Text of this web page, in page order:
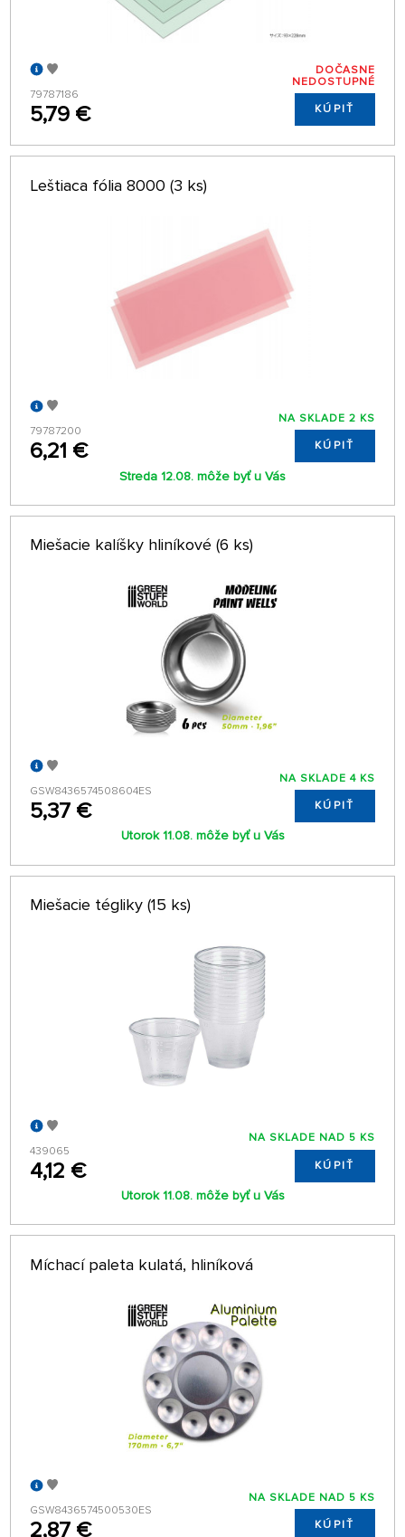
79787186
5,79 €
DOČASNE
NEDOSTUPNÉ
KÚPIŤ
Leštiaca fólia 8000 (3 ks)
79787200
6,21 €
NA SKLADE 2 KS
KÚPIŤ
Streda 12.08. môže byť u Vás
Miešacie kalíšky hliníkové (6 ks)
GSW8436574508604ES
5,37 €
NA SKLADE 4 KS
KÚPIŤ
Utorok 11.08. môže byť u Vás
Miešacie tégliky (15 ks)
439065
4,12 €
NA SKLADE NAD 5 KS
KÚPIŤ
Utorok 11.08. môže byť u Vás
Míchací paleta kulatá, hliníková
GSW8436574500530ES
2,87 €
NA SKLADE NAD 5 KS
KÚPIŤ